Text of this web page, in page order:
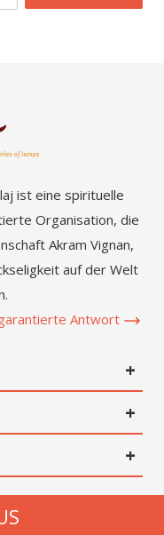
ist eine spirituelle
Organisation, die
Akram Vignan,
auf der Welt
Antwort